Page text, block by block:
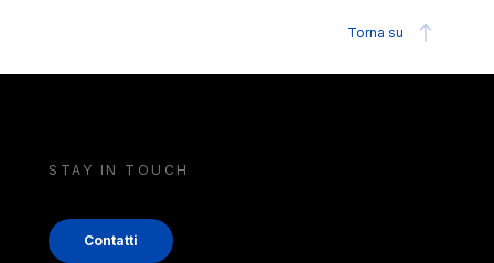
Torna su
STAY IN TOUCH
Contatti